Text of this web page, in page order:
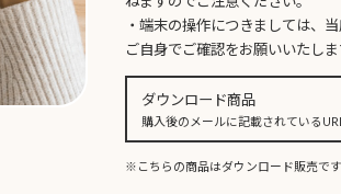
・端末の操作につきましては、
ご自身でご確認をお願いいたしま
ダウンロード商品
購入後のメールに記載されている
※こちらの商品はダウンロード販売で